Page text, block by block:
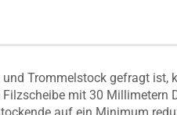
Trommelstock gefragt ist,
mit 30 Millimetern